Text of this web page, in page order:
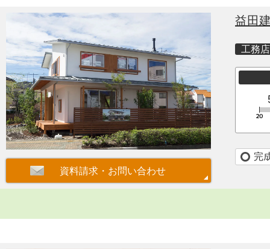
益田
工務店
完